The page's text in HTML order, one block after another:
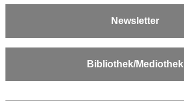
Newsletter
Bibliothek/Mediothek